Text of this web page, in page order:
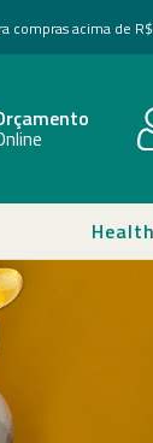
compras acima de